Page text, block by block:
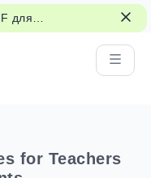
для
for Teachers